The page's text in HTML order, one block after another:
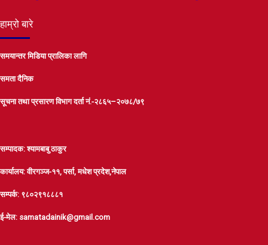
हाम्रो बारे
समयान्तर मिडिया प्रालिका लागि
समता दैनिक
सूचना तथा प्रसारण विभाग दर्ता नं.-२८६५–२०७८/७९
सम्पादक: श्यामबाबु ठाकुर
कार्यालय: वीरगञ्ज-११, पर्सा, मधेश प्रदेश,नेपाल
सम्पर्क: ९८०२९१८८८१
ई-मेल: samatadainik@gmail.com